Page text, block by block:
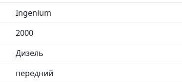
Ingenium
2000
Дизель
передний